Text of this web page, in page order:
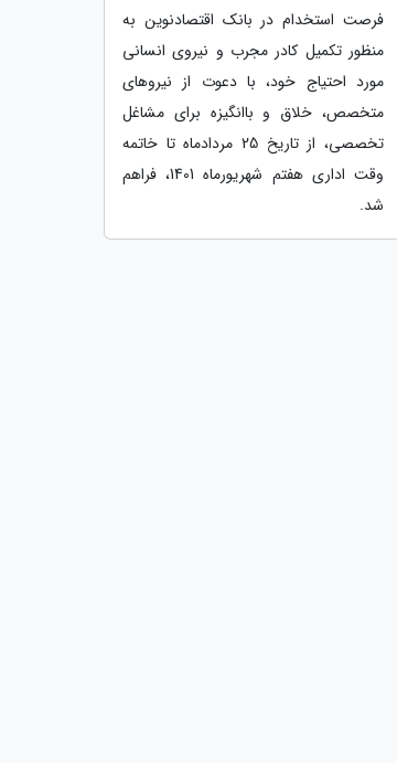
فرصت استخدام در بانک اقتصادنوین به
منظور تکمیل کادر مجرب و نیروی انسانی
مورد احتیاج خود، با دعوت از نیروهای
متخصص، خلاق و باانگیزه برای مشاغل
تخصصی، از تاریخ 25 مردادماه تا خاتمه
وقت اداری هفتم شهریورماه 1401، فراهم
شد.